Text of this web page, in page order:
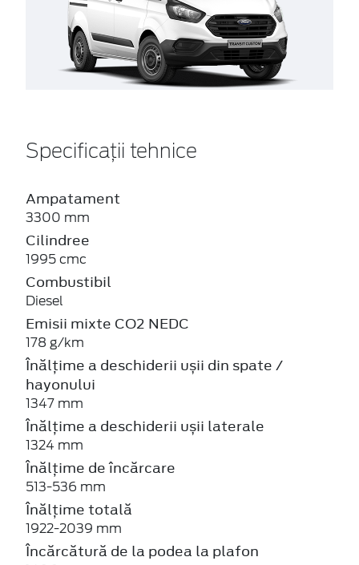
Specificații tehnice
Ampatament
3300 mm
Cilindree
1995 cmc
Combustibil
Diesel
Emisii mixte CO2 NEDC
178 g/km
Înălțime a deschiderii ușii din spate /
hayonului
1347 mm
Înălțime a deschiderii ușii laterale
1324 mm
Înălțime de încărcare
513-536 mm
Înălțime totală
1922-2039 mm
Încărcătură de la podea la plafon